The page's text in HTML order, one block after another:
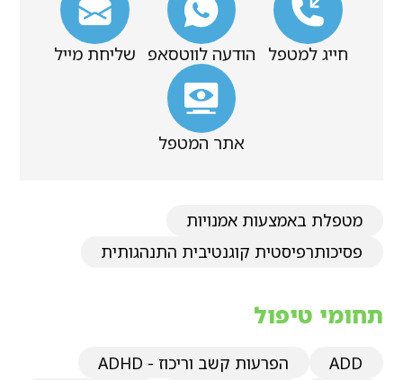
חייג למטפל הודעה לווטסאפ שליחת מייל
אתר המטפל
מטפלת באמצעות אמנויות
פסיכותרפיסטית קוגנטיבית התנהגותית
תחומי טיפול
ADD
הפרעות קשב וריכוז - ADHD